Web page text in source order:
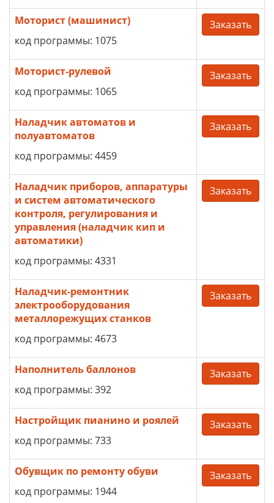
Моторист (машинист)
код программы: 1075
Заказать
Моторист-рулевой
код программы: 1065
Заказать
Наладчик автоматов и
полуавтоматов
код программы: 4459
Заказать
Наладчик приборов, аппаратуры
и систем автоматического
контроля, регулирования и
управления (наладчик кип и
автоматики)
код программы: 4331
Заказать
Наладчик-ремонтник
электрооборудования
металлорежущих станков
код программы: 4673
Заказать
Наполнитель баллонов
код программы: 392
Заказать
Настройщик пианино и роялей
код программы: 733
Заказать
Обувщик по ремонту обуви
код программы: 1944
Заказать